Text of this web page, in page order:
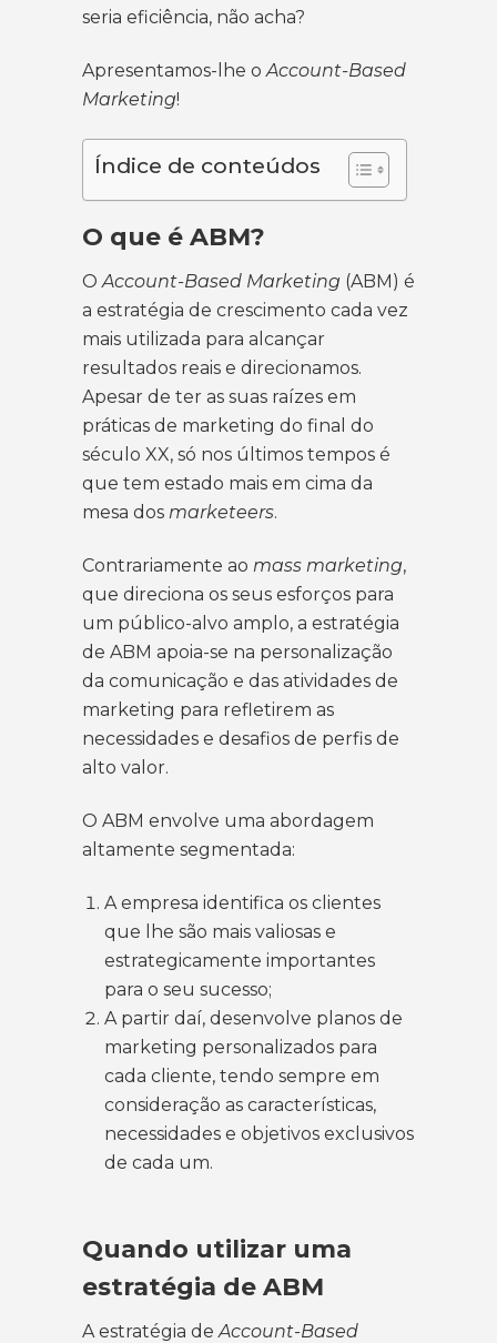
seria eficiência, não acha?
Apresentamos-lhe oAccount-Based
Marketing!
Índice de conteúdos
O que é ABM?
OAccount-Based Marketing (ABM) é
a estratégia de crescimento cada vez
mais utilizada para alcançar
resultados reais e direcionamos.
Apesar de ter as suas raízes em
práticas de marketing do final do
século XX, só nos últimos tempos é
que tem estado mais em cima da
mesa dos marketeers.
Contrariamente ao mass marketing,
que direciona os seus esforços para
um público-alvo amplo, a estratégia
de ABM apoia-se na personalização
da comunicação e das atividades de
marketing para refletirem as
necessidades e desafios de perfis de
alto valor.
O ABM envolve uma abordagem
altamente segmentada:
A empresa identifica os clientes
que lhe são mais valiosas e
estrategicamente importantes
para o seu sucesso;
A partir daí, desenvolve planos de
marketing personalizados para
cada cliente, tendo sempre em
consideração as características,
necessidades e objetivos exclusivos
de cada um.
Quando utilizar uma
estratégia de ABM
A estratégia deAccount-Based